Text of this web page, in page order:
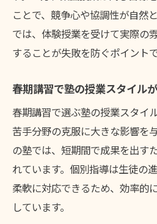
ことで、競争心や協調性が自然
では、体験授業を受けて実際の
することが失敗を防ぐポイントで
春期講習で塾の授業スタイル
春期講習で選ぶ塾の授業スタイ
苦手分野の克服に大きな影響を
の塾では、短期間で成果を出す
れています。個別指導は生徒の
柔軟に対応できるため、効率的
しています。